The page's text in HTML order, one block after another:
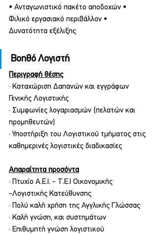
• Ανταγωνιστικό πακέτο αποδοχών •
Φιλικό εργασιακό περιβάλλον •
Δυνατότητα εξέλιξης
Βοηθό Λογιστή
Περιγραφή θέσης
· Καταχώριση Δαπανών και εγγράφων
Γενικής Λογιστικής
· Συμφωνίες λογαριασμών (πελατών και
προμηθευτών)
· Υποστήριξη του Λογιστικού τμήματος στις
καθημερινές λογιστικές διαδικασίες
Απαραίτητα προσόντα
· Πτυχίο Α.Ε.Ι. - Τ.Ε.Ι Οικονομικής
-Λογιστικής Κατεύθυνσης
· Πολύ καλή χρήση της Αγγλικής Γλώσσας
· Καλή γνώση, και συστημάτων
· Επιθυμητή γνώση λογιστικού